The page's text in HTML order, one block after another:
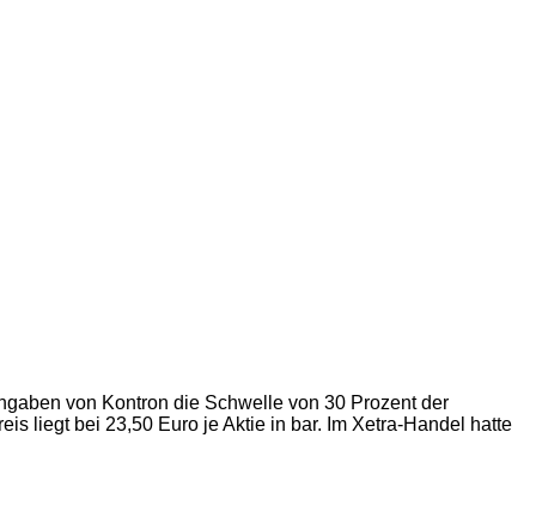
von Kontron die Schwelle von 30 Prozent der
liegt bei 23,50 Euro je Aktie in bar. Im Xetra-Handel hatte